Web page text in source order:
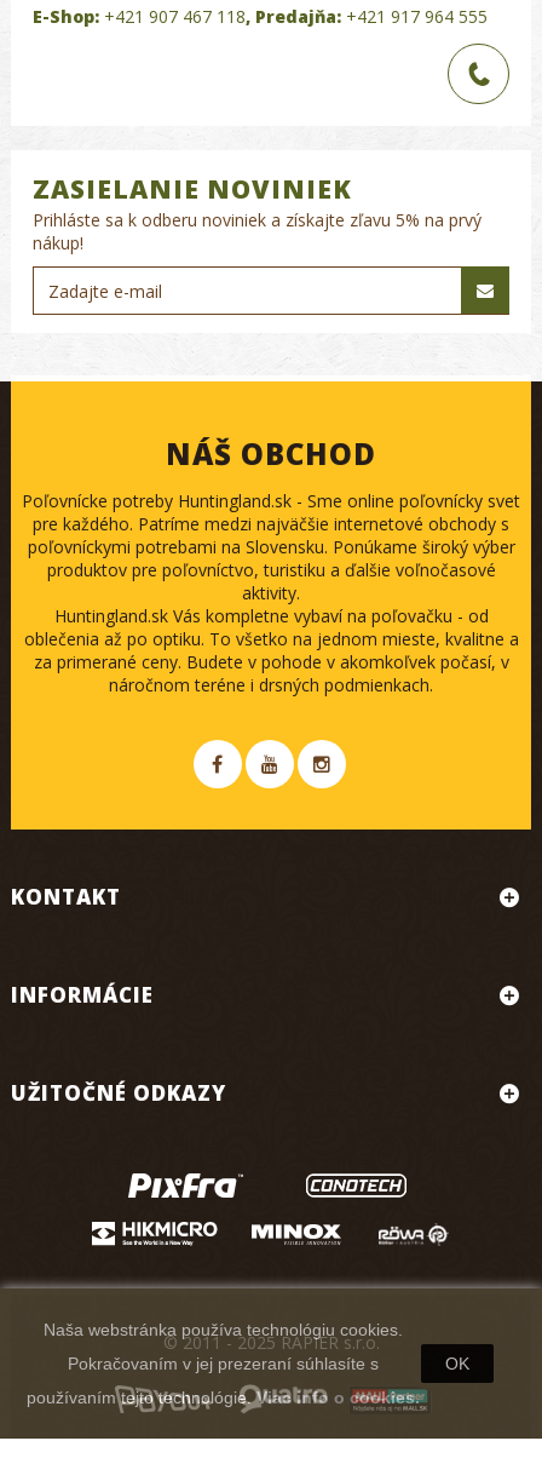
E-Shop: +421 907 467 118, Predajňa: +421 917 964 555
ZASIELANIE NOVINIEK
Prihláste sa k odberu noviniek a získajte zľavu 5% na prvý
nákup!
NÁŠ OBCHOD
Poľovnícke potreby Huntingland.sk - Sme online poľovnícky svet
pre každého. Patríme medzi najväčšie internetové obchody s
poľovníckymi potrebami na Slovensku. Ponúkame široký výber
produktov pre poľovníctvo, turistiku a ďalšie voľnočasové
aktivity.
Huntingland.sk Vás kompletne vybaví na poľovačku - od
oblečenia až po optiku. To všetko na jednom mieste, kvalitne a
za primerané ceny. Budete v pohode v akomkoľvek počasí, v
náročnom teréne i drsných podmienkach.
KONTAKT
INFORMÁCIE
UŽITOČNÉ ODKAZY
Naša webstránka používa technológiu cookies.
Pokračovaním v jej prezeraní súhlasíte s
používaním tejto technológie.Viac info o cookies.
OK
© 2011 - 2025 RAPIER s.r.o.